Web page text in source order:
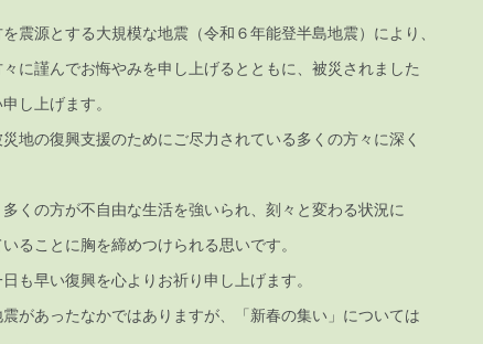
震源とする大規模な地震（令和６年能登半島地震）により、
に謹んでお悔やみを申し上げるとともに、被災されました
し上げます。
地の復興支援のためにご尽力されている多くの方々に深く
くの方が不自由な生活を強いられ、刻々と変わる状況に
ることに胸を締めつけられる思いです。
も早い復興を心よりお祈り申し上げます。
があったなかではありますが、「新春の集い」については